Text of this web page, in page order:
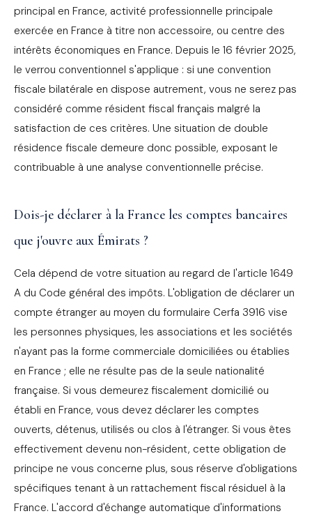
principal en France, activité professionnelle principale
exercée en France à titre non accessoire, ou centre des
intérêts économiques en France. Depuis le 16 février 2025,
le verrou conventionnel s'applique : si une convention
fiscale bilatérale en dispose autrement, vous ne serez pas
considéré comme résident fiscal français malgré la
satisfaction de ces critères. Une situation de double
résidence fiscale demeure donc possible, exposant le
contribuable à une analyse conventionnelle précise.
Dois-je déclarer à la France les comptes bancaires
que j'ouvre aux Émirats ?
Cela dépend de votre situation au regard de l'article 1649
A du Code général des impôts. L'obligation de déclarer un
compte étranger au moyen du formulaire Cerfa 3916 vise
les personnes physiques, les associations et les sociétés
n'ayant pas la forme commerciale domiciliées ou établies
en France ; elle ne résulte pas de la seule nationalité
française. Si vous demeurez fiscalement domicilié ou
établi en France, vous devez déclarer les comptes
ouverts, détenus, utilisés ou clos à l'étranger. Si vous êtes
effectivement devenu non-résident, cette obligation de
principe ne vous concerne plus, sous réserve d'obligations
spécifiques tenant à un rattachement fiscal résiduel à la
France. L'accord d'échange automatique d'informations